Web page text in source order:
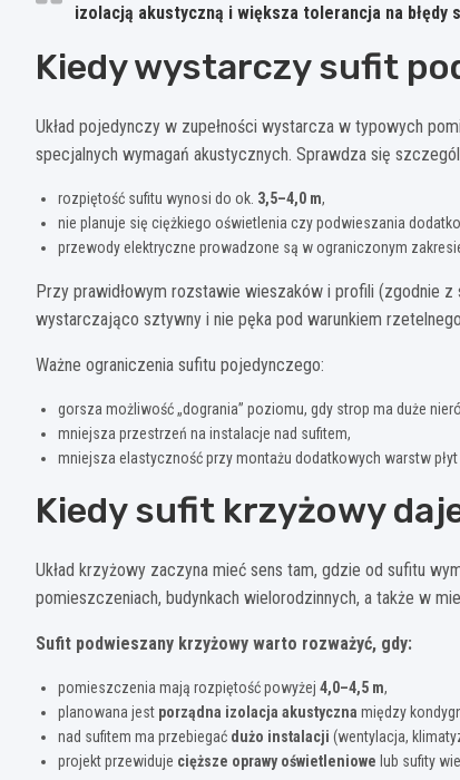
izolacją akustyczną i większa tolerancja na błędy
Kiedy wystarczy sufit
Układ pojedynczy w zupełności wystarcza w typowych
specjalnych wymagań akustycznych. Sprawdza się
rozpiętość sufitu wynosi do ok. 3,5–4,0 m,
nie planuje się ciężkiego oświetlenia czy podwieszania
przewody elektryczne prowadzone są w ograniczonym
Przy prawidłowym rozstawie wieszaków i profili (zgodnie
wystarczająco sztywny i nie pęka pod warunkiem
Ważne ograniczenia sufitu pojedynczego:
gorsza możliwość „dogrania” poziomu, gdy strop ma duże
mniejsza przestrzeń na instalacje nad sufitem,
mniejsza elastyczność przy montażu dodatkowych warstw płyt
Kiedy sufit krzyżowy
Układ krzyżowy zaczyna mieć sens tam, gdzie od sufitu
pomieszczeniach, budynkach wielorodzinnych, a także w
Sufit podwieszany krzyżowy warto rozważyć, gdy:
pomieszczenia mają rozpiętość powyżej 4,0–4,5 m,
planowana jest porządna izolacja akustyczna między
nad sufitem ma przebiegać dużo instalacji (wentylacja,
projekt przewiduje cięższe oprawy oświetleniowe lub sufity